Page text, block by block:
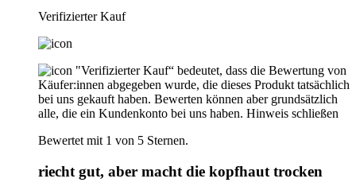
Verifizierter Kauf
"Verifizierter Kauf“ bedeutet, dass die Bewertung von
Käufer:innen abgegeben wurde, die dieses Produkt tatsächlich
bei uns gekauft haben. Bewerten können aber grundsätzlich
alle, die ein Kundenkonto bei uns haben. Hinweis schließen
Bewertet mit 1 von 5 Sternen.
riecht gut, aber macht die kopfhaut trocken